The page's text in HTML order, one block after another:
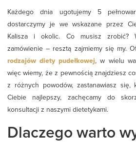
Każdego dnia ugotujemy 5
dostarczymy je we wskazane przez
Kalisza i okolic. Co musisz zrobić?
zamówienie – resztą zajmiemy się my.
rodzajów diety pudełkowej, w wielu
więc wiemy, że z pewnością znajdziesz
z różnych powodów, zastanawiasz się,
Ciebie najlepszy, zachęcamy do
konsultacji z naszymi dietetykami.
Dlaczego warto